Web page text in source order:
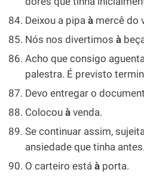
Deixou a pipa à mercê do
Nós nos divertimos à
Acho que consigo
palestra. É previsto
Devo entregar o
Colocou à venda.
Se continuar assim,
ansiedade que tinha antes.
O carteiro está à porta.